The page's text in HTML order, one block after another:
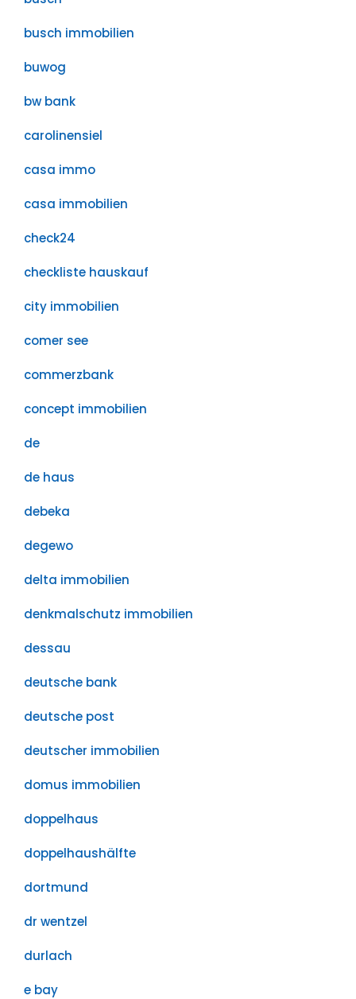
busch immobilien
buwog
bw bank
carolinensiel
casa immo
casa immobilien
check24
checkliste hauskauf
city immobilien
comer see
commerzbank
concept immobilien
de
de haus
debeka
degewo
delta immobilien
denkmalschutz immobilien
dessau
deutsche bank
deutsche post
deutscher immobilien
domus immobilien
doppelhaus
doppelhaushälfte
dortmund
dr wentzel
durlach
e bay